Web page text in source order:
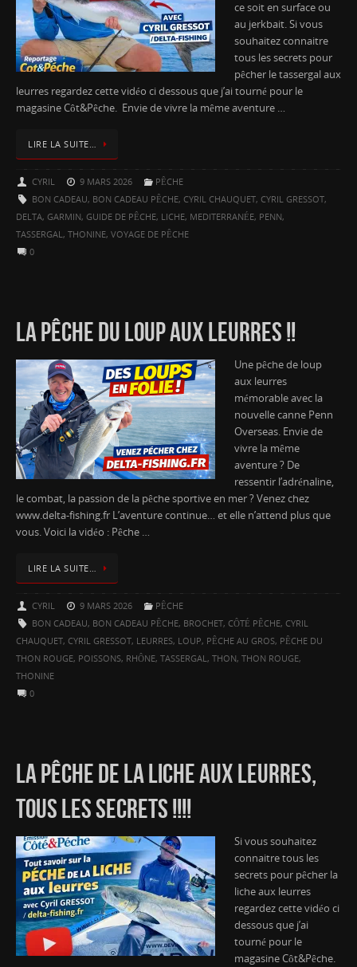
ce soit en surface ou
au jerkbait. Si vous
souhaitez connaitre
tous les secrets pour
pêcher le tassergal aux
leurres regardez cette vidéo ci dessous que j’ai tourné pour le
magasine Côt&Pêche. Envie de vivre la même aventure …
LIRE LA SUITE…
CYRIL 9 MARS 2026
PÊCHE
BON CADEAU, BON CADEAU PÊCHE, CYRIL CHAUQUET, CYRIL GRESSOT,
DELTA, GARMIN, GUIDE DE PÊCHE, LICHE, MEDITERRANÉE, PENN,
TASSERGAL, THONINE, VOYAGE DE PÊCHE
0
LA PÊCHE DU LOUP AUX LEURRES !!
Une pêche de loup
aux leurres
mémorable avec la
nouvelle canne Penn
Overseas. Envie de
vivre la même
aventure ? De
ressentir l’adrénaline,
le combat, la passion de la pêche sportive en mer ? Venez chez
www.delta-fishing.fr L’aventure continue… et elle n’attend plus que
vous. Voici la vidéo : Pêche …
LIRE LA SUITE…
CYRIL 9 MARS 2026
PÊCHE
BON CADEAU, BON CADEAU PÊCHE, BROCHET, CÔTÉ PÊCHE, CYRIL
CHAUQUET, CYRIL GRESSOT, LEURRES, LOUP, PÊCHE AU GROS, PÊCHE DU
THON ROUGE, POISSONS, RHÔNE, TASSERGAL, THON, THON ROUGE,
THONINE
0
LA PÊCHE DE LA LICHE AUX LEURRES,
TOUS LES SECRETS !!!!
Si vous souhaitez
connaitre tous les
secrets pour pêcher la
liche aux leurres
regardez cette vidéo ci
dessous que j’ai
tourné pour le
magasine Côt&Pêche.